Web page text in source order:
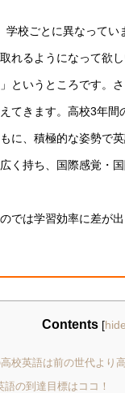
校ごとに異なって
れるようになって欲
というところです。
てきます。高校3年
に、積極的な姿勢で
く持ち、国際感覚・
では学習効率に差が
Contents [hide
校英語は前の世代より
語の到達目標はココ！